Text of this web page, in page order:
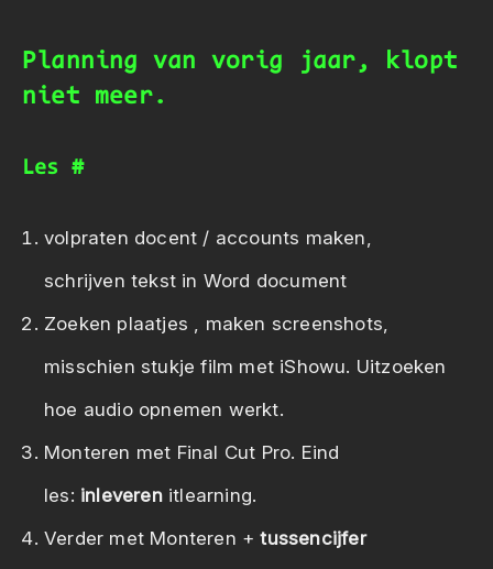
Planning van vorig jaar, klopt
niet meer.
Les #
volpraten docent / accounts maken,
schrijven tekst in Word document
Zoeken plaatjes , maken screenshots,
misschien stukje film met iShowu. Uitzoeken
hoe audio opnemen werkt.
Monteren met Final Cut Pro. Eind
les: inleverenitlearning.
Verder met Monteren +tussencijfer